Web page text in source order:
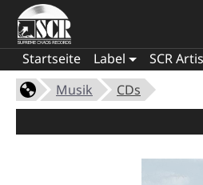
Startseite Label SCR
Musik
CDs